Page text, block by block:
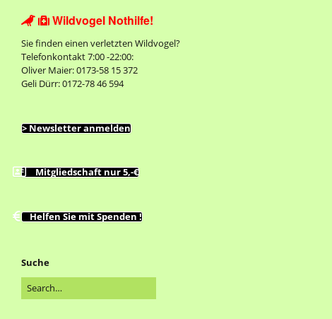
  Wildvogel Nothilfe!
Sie finden einen verletzten Wildvogel?
Telefonkontakt 7:00 -22:00:
Oliver Maier: 0173-58 15 372
Geli Dürr: 0172-78 46 594
> Newsletter anmelden
Mitgliedschaft nur 5,-€
Helfen Sie mit Spenden !
Suche